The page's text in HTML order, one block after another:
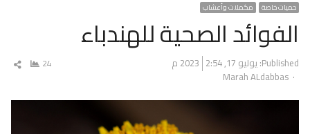
حميات خاصة مكملات وأعشاب
الفوائد الصحية للهندباء
Published: يوليو 17, 2023 2:54 م
Author
Marah ALdabbas
24